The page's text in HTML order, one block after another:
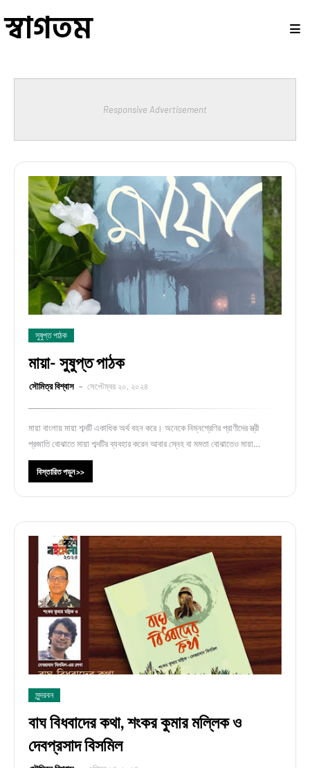
Responsive Advertisement
সুষুপ্ত পাঠক
মায়া- সুষুপ্ত পাঠক
সৌমিত্র বিশ্বাস সেপ্টেম্বর ২০, ২০২৪
মায়া বাংলায় মায়া শব্দটি একাধিক অর্থ বহন করে। অনেকে নিম্নশ্রেণির প্রাণীদের স্ত্রী
প্রজাতি বোঝাতে মায়া শব্দটির ব্যবহার করেন আবার স্নেহ বা মমতা বোঝাতেও মায়া…
বিস্তারিত পড়ুন >>
সুন্দরবন
বাঘ বিধবাদের কথা, শংকর কুমার মল্লিক ও
দেবপ্রসাদ বিসমিল